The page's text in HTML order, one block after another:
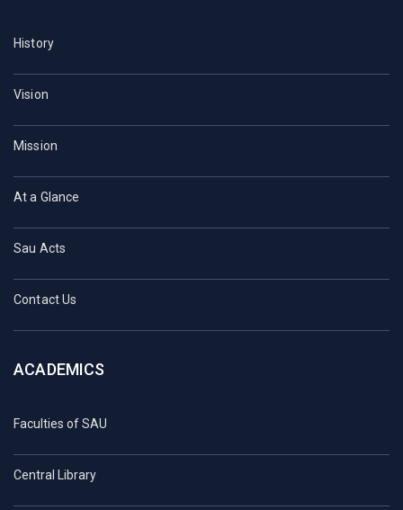
History
Vision
Mission
At a Glance
Sau Acts
Contact Us
ACADEMICS
Faculties of SAU
Central Library